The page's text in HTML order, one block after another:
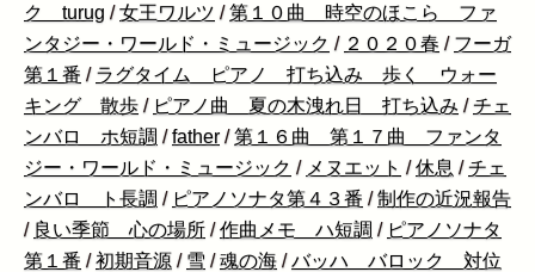
ク turug /女王ワルツ /第１０曲 時空のほこら ファ
ンタジー・ワールド・ミュージック / ２０２０春 / フーガ
第１番 / ラグタイム ピアノ 打ち込み 歩く ウォー
キング 散歩 / ピアノ曲 夏の木洩れ日 打ち込み /チェ
ンバロ ホ短調 /father /第１６曲 第１７曲 ファンタ
ジー・ワールド・ミュージック / メヌエット /休息 /チェ
ンバロ ト長調 / ピアノソナタ第４３番 /制作の近況報告
/ 良い季節 心の場所 /作曲メモ ハ短調 / ピアノソナタ
第１番 /初期音源 / 雪 /魂の海 /バッハ バロック 対位